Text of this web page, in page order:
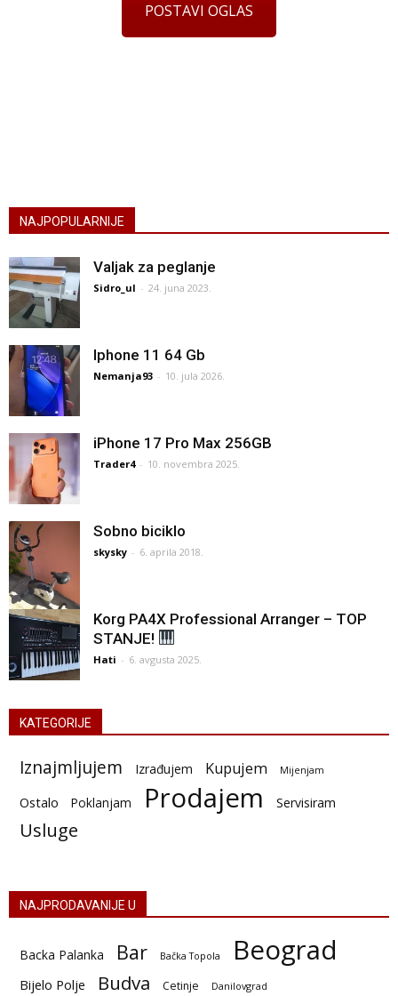
POSTAVI OGLAS
NAJPOPULARNIJE
Valjak za peglanje
Sidro_ul - 24. juna 2023.
Iphone 11 64 Gb
Nemanja93 - 10. jula 2026.
iPhone 17 Pro Max 256GB
Trader4 - 10. novembra 2025.
Sobno biciklo
skysky - 6. aprila 2018.
Korg PA4X Professional Arranger – TOP
STANJE!
Hati - 6. avgusta 2025.
KATEGORIJE
Iznajmljujem Izrađujem Kupujem Mijenjam
Ostalo Poklanjam Prodajem Servisiram
Usluge
NAJPRODAVANIJE U
Backa Palanka Bar Bačka Topola Beograd
Bijelo Polje Budva Cetinje Danilovgrad